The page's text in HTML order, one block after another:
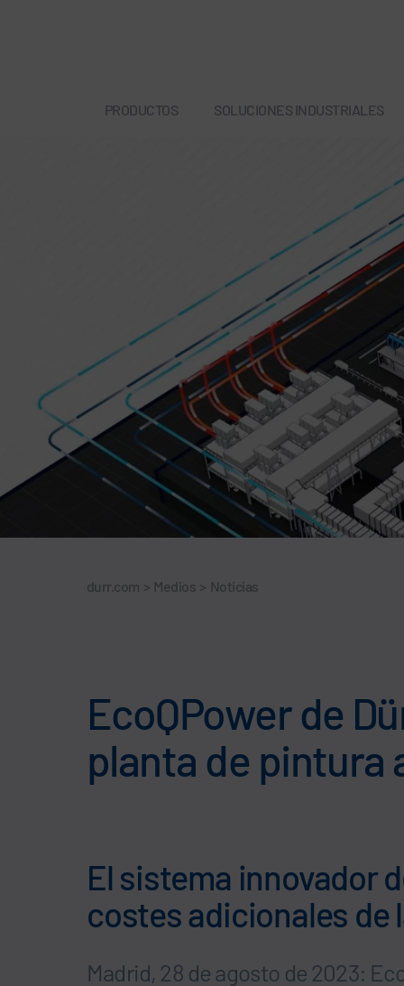
PRODUCTOS SOLUCIONES INDUSTRIALES
durr.com > Medios > Noticias
EcoQPower de
planta de pintura
El sistema innovador
costes adicionales
Madrid, 28 de agosto de 2023: